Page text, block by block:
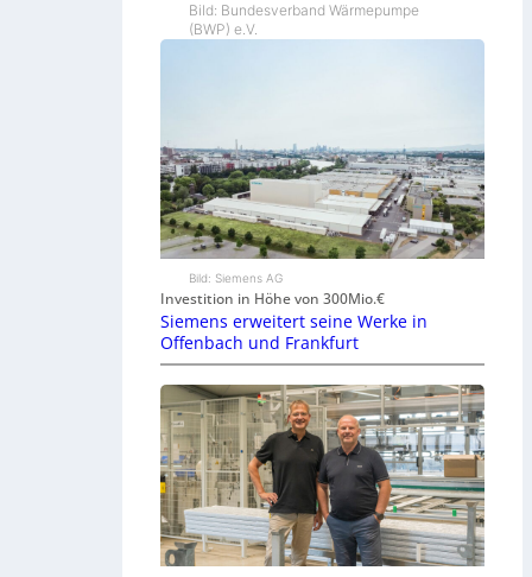
Bild: Bundesverband Wärmepumpe
(BWP) e.V.
Bild: Siemens AG
Investition in Höhe von 300Mio.€
Siemens erweitert seine Werke in
Offenbach und Frankfurt